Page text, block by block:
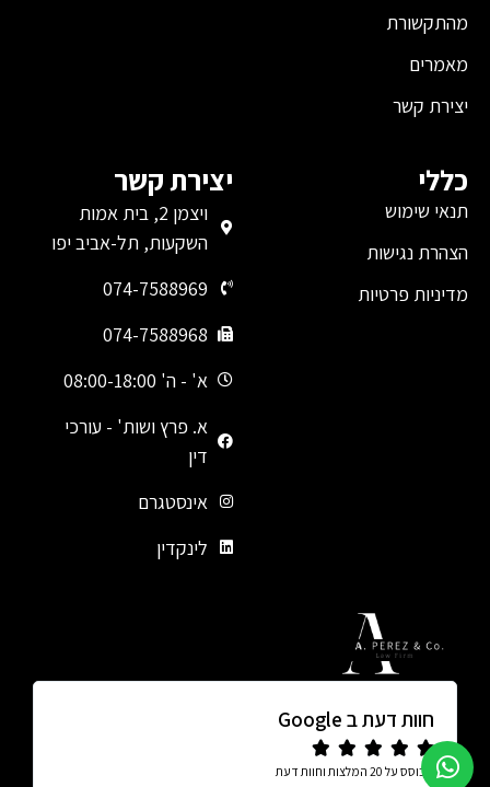
מהתקשורת
מאמרים
יצירת קשר
כללי
תנאי שימוש
הצהרת נגישות
מדיניות פרטיות
יצירת קשר
ויצמן 2, בית אמות
השקעות, תל-אביב יפו
074-7588969
074-7588968
א' - ה' 08:00-18:00
א. פרץ ושות' - עורכי
דין
אינסטגרם
לינקדין
חוות דעת ב Google





מבוסס על 20 המלצות וחוות דעת